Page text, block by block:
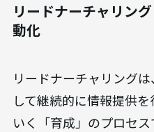
リードナーチャリン
動化
リードナーチャリング
して継続的に情報提供
いく「育成」のプロセ